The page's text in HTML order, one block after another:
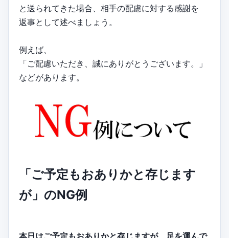
と送られてきた場合、相手の配慮に対する感謝を
返事として述べましょう。
例えば、
「ご配慮いただき、誠にありがとうございます。」
などがあります。
「ご予定もおありかと存じます
が」のNG例